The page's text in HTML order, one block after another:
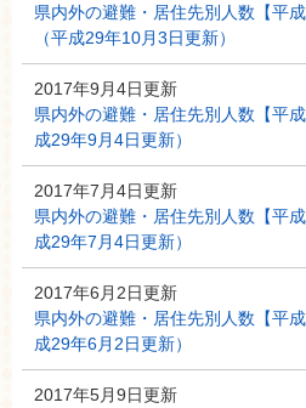
県内外の避難・居住先別人数【平
（平成29年10月3日更新）
2017年9月4日更新
県内外の避難・居住先別人数【平
成29年9月4日更新）
2017年7月4日更新
県内外の避難・居住先別人数【平
成29年7月4日更新）
2017年6月2日更新
県内外の避難・居住先別人数【平
成29年6月2日更新）
2017年5月9日更新